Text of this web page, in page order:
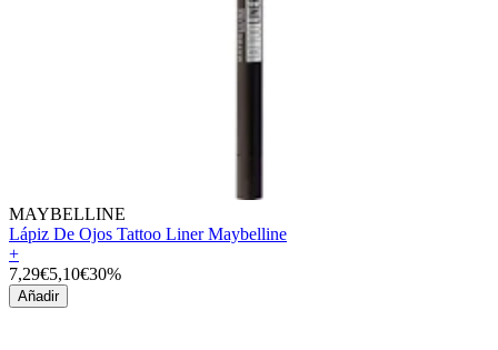
MAYBELLINE
Lápiz De Ojos Tattoo Liner Maybelline
+
7,29€5,10€30%
Añadir